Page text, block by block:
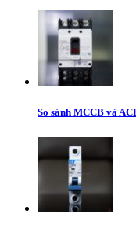
So sánh MCCB và